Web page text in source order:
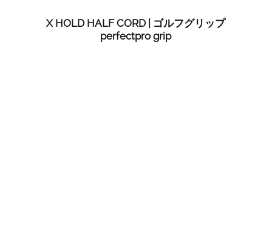
X HOLD HALF CORD | ゴルフグリップ
perfectpro grip